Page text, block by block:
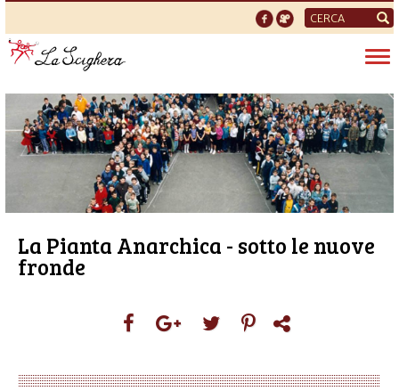
Form
di
ricerca
La Pianta Anarchica - sotto le nuove
fronde